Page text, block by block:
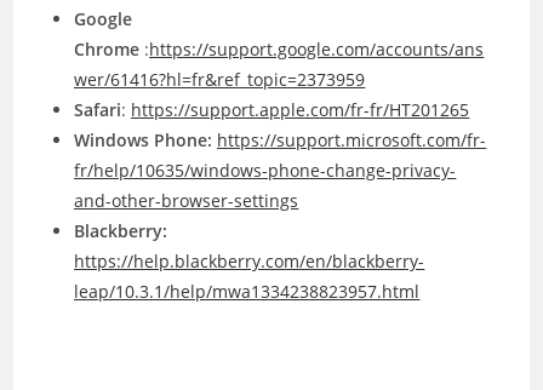
Google
Chrome :https://support.google.com/accounts/ans
wer/61416?hl=fr&ref_topic=2373959
Safari: https://support.apple.com/fr-fr/HT201265
Windows Phone: https://support.microsoft.com/fr-
fr/help/10635/windows-phone-change-privacy-
and-other-browser-settings
Blackberry:
https://help.blackberry.com/en/blackberry-
leap/10.3.1/help/mwa1334238823957.html